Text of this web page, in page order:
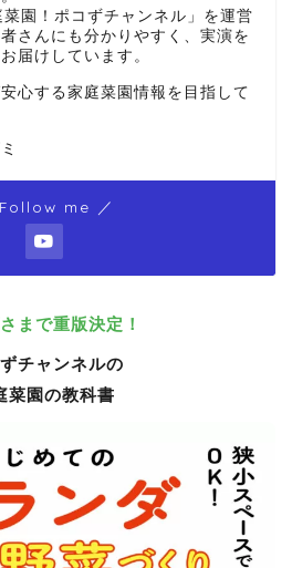
園！ポコずチャンネル」を運営
さんにも分かりやすく、実演を
届けしています。
心する家庭菜園情報を目指して
me ／
まで重版決定！
チャンネルの
菜園の教科書